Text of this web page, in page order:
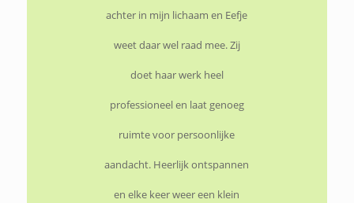
achter in mijn lichaam en Eefje
weet daar wel raad mee. Zij
doet haar werk heel
professioneel en laat genoeg
ruimte voor persoonlijke
aandacht. Heerlijk ontspannen
en elke keer weer een klein